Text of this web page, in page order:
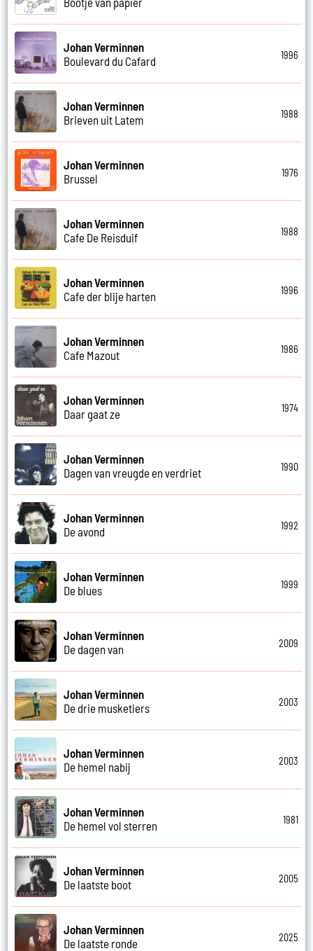
Johan Verminnen
Boulevard du Cafard
1996
Johan Verminnen
Brieven uit Latem
1988
Johan Verminnen
Brussel
1976
Johan Verminnen
Cafe De Reisduif
1988
Johan Verminnen
Cafe der blije harten
1996
Johan Verminnen
Cafe Mazout
1986
Johan Verminnen
Daar gaat ze
1974
Johan Verminnen
Dagen van vreugde en verdriet
1990
Johan Verminnen
De avond
1992
Johan Verminnen
De blues
1999
Johan Verminnen
De dagen van
2009
Johan Verminnen
De drie musketiers
2003
Johan Verminnen
De hemel nabij
2003
Johan Verminnen
De hemel vol sterren
1981
Johan Verminnen
De laatste boot
2005
Johan Verminnen
De laatste ronde
2025